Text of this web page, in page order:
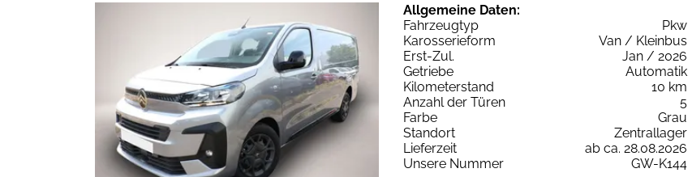
Allgemeine Daten:
Fahrzeugtyp
Pkw
Karosserieform
Van / Kleinbus
Erst-Zul.
Jan / 2026
Getriebe
Automatik
Kilometerstand
10 km
Anzahl der Türen
5
Farbe
Grau
Standort
Zentrallager
Lieferzeit
ab ca. 28.08.2026
Unsere Nummer
GW-K144